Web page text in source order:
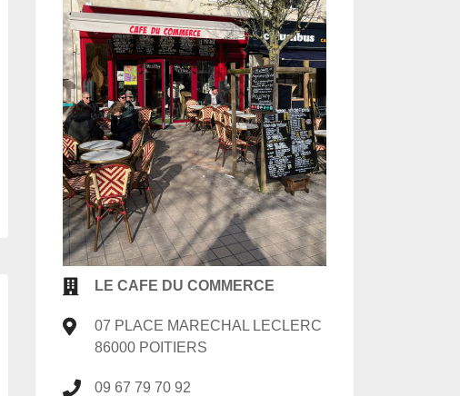
LE CAFE DU COMMERCE
07 PLACE MARECHAL LECLERC
86000 POITIERS
09 67 79 70 92